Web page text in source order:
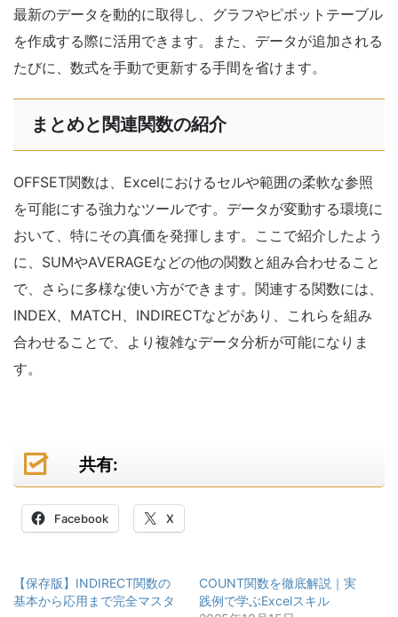
最新のデータを動的に取得し、グラフやピボットテーブル
を作成する際に活用できます。また、データが追加される
たびに、数式を手動で更新する手間を省けます。
まとめと関連関数の紹介
OFFSET関数は、Excelにおけるセルや範囲の柔軟な参照
を可能にする強力なツールです。データが変動する環境に
おいて、特にその真価を発揮します。ここで紹介したよう
に、SUMやAVERAGEなどの他の関数と組み合わせること
で、さらに多様な使い方ができます。関連する関数には、
INDEX、MATCH、INDIRECTなどがあり、これらを組み
合わせることで、より複雑なデータ分析が可能になりま
す。
共有:
Facebook X
【保存版】INDIRECT関数の
基本から応用まで完全マスタ
COUNT関数を徹底解説｜実
践例で学ぶExcelスキル